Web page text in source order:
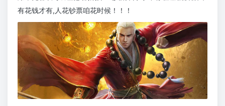
有花钱才有,人花钞票咱花时候！！！